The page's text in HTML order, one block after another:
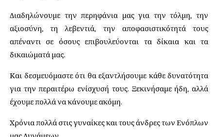
Διαδηλώνουμε την περηφάνια μας για την τόλμη, την
αξιοσύνη, τη λεβεντιά, την αποφασιστικότητά τους
απέναντι σε όσους επιβουλεύονται τα δίκαια και τα
δικαιώματά μας.
Και δεσμευόμαστε ότι θα εξαντλήσουμε κάθε δυνατότητα
για την περαιτέρω ενίσχυσή τους. Ξεκινήσαμε ήδη, αλλά
έχουμε πολλά να κάνουμε ακόμη.
Χρόνια πολλά στις γυναίκες και τους άνδρες των Ενόπλων